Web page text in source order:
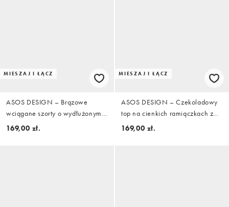
MIESZAJ I ŁĄCZ
ASOS DESIGN – Brązowe
wciągane szorty o wydłużonym
fasonie z mieszanki lnu w paski,
169,00 zł.
MIESZAJ I ŁĄCZ
ASOS DESIGN – Czekoladowy
top na cienkich ramiączkach z
godetami w talii, część zestawu
169,00 zł.